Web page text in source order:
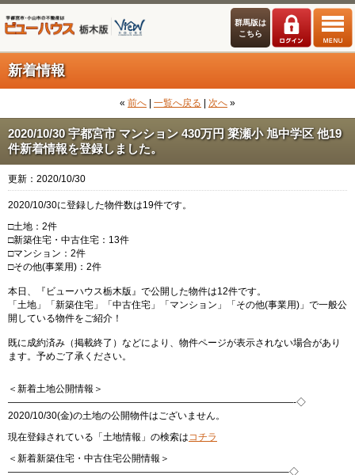
群馬版は
こちら
新着情報
« 前へ 一覧へ戻る 次へ »
2020/10/30 宇都宮市 マンション 430万円 簗瀬小 旭中学区 他19
件新着情報を登録しました。
更新：2020/10/30
2020/10/30に登録した物件数は19件です。
□土地：2件
□新築住宅・中古住宅：13件
□マンション：2件
□その他(事業用)：2件
本日、『ビューハウス栃木版』で公開した物件は12件です。
「土地」「新築住宅」「中古住宅」「マンション」「その他(事業用)」で一般公
開している物件をご紹介！
既に成約済み（掲載終了）などにより、物件ページが表示されない場合があり
ます。予めご了承ください。
＜新着土地公開情報＞
——————————————————————————————-◇
2020/10/30(金)の土地の公開物件はございません。
現在登録されている「土地情報」の検索はコチラ
＜新着新築住宅・中古住宅公開情報＞
—————————————————————————————–◇